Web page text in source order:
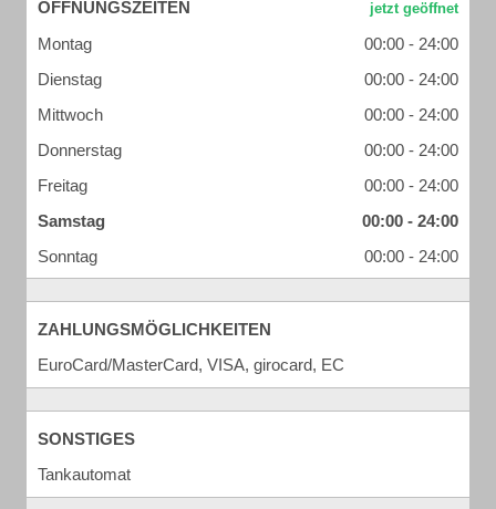
ÖFFNUNGSZEITEN
Montag
00:00 - 24:00
Dienstag
00:00 - 24:00
Mittwoch
00:00 - 24:00
Donnerstag
00:00 - 24:00
Freitag
00:00 - 24:00
Samstag
00:00 - 24:00
Sonntag
00:00 - 24:00
ZAHLUNGSMÖGLICHKEITEN
EuroCard/MasterCard, VISA, girocard, EC
SONSTIGES
Tankautomat